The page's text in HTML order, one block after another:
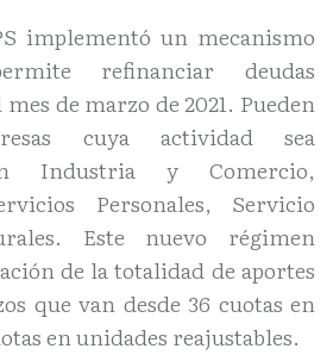
implementó un mecanismo
refinanciar deudas
de marzo de 2021. Pueden
cuya actividad sea
Industria y Comercio,
Personales, Servicio
Este nuevo régimen
de la totalidad de aportes
que van desde 36 cuotas en
en unidades reajustables.